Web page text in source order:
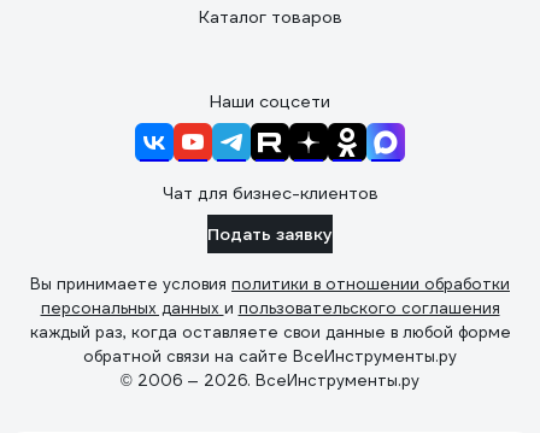
Каталог товаров
Наши соцсети
Чат для бизнес-клиентов
Подать заявку
Вы принимаете условия политики в отношении обработки
персональных данных и пользовательского соглашения
каждый раз, когда оставляете свои данные в любой форме
обратной связи на сайте ВсеИнструменты.ру
© 2006 — 2026. ВсеИнструменты.ру